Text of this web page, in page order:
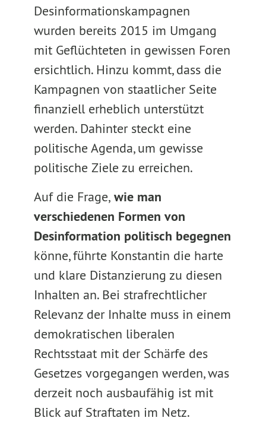
Desinformationskampagnen
wurden bereits 2015 im Umgang
mit Geflüchteten in gewissen Foren
ersichtlich. Hinzu kommt, dass die
Kampagnen von staatlicher Seite
finanziell erheblich unterstützt
werden. Dahinter steckt eine
politische Agenda, um gewisse
politische Ziele zu erreichen.
Auf die Frage,wie man
verschiedenen Formen von
Desinformation politisch begegnen
könne, führte Konstantin die harte
und klare Distanzierung zu diesen
Inhalten an. Bei strafrechtlicher
Relevanz der Inhalte muss in einem
demokratischen liberalen
Rechtsstaat mit der Schärfe des
Gesetzes vorgegangen werden, was
derzeit noch ausbaufähig ist mit
Blick auf Straftaten im Netz.